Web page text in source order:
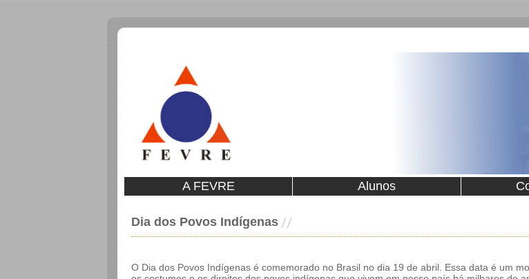
A FEVRE Alunos
Dia dos Povos Indígenas
O Dia dos Povos Indígenas é comemorado no Brasil no dia 19 de abril. Essa data é um